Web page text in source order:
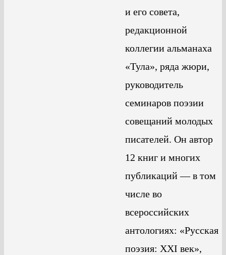
и его совета,
редакционной
коллегии альманаха
«Тула», ряда жюри,
руководитель
семинаров поэзии
совещаний молодых
писателей. Он автор
12 книг и многих
публикаций — в том
числе во
всероссийских
антологиях: «Русская
поэзия: XXI век»,